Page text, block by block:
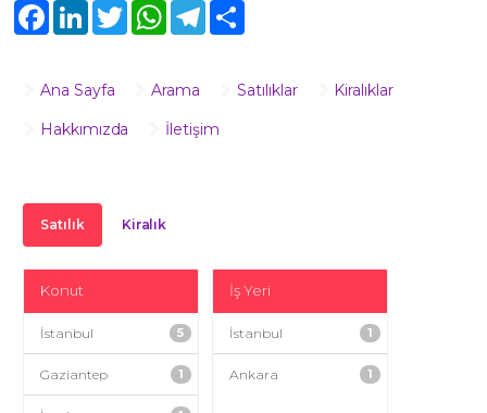
Ana Sayfa Arama Satılıklar
Kiralıklar
Hakkımızda
İletişim
Satılık Kiralık
Konut
İstanbul 5
Gaziantep 1
İş Yeri
İstanbul 1
Ankara 1
FacebookLinkedInTwitter WhatsAppTelegram